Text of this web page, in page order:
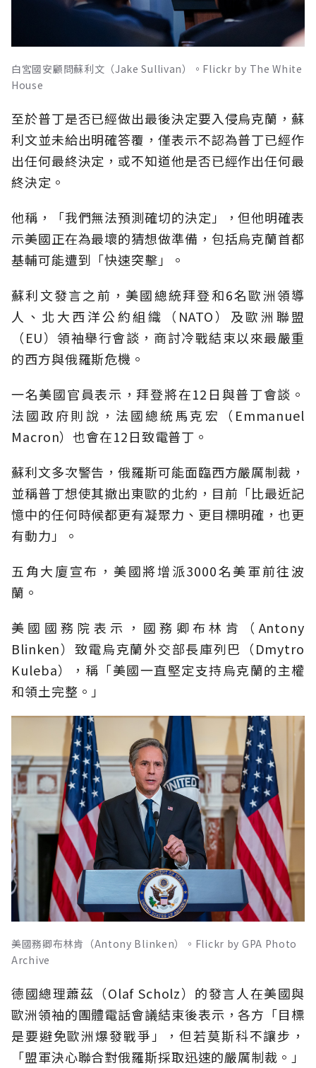
白宮國安顧問蘇利文（Jake Sullivan）。Flickr by The White
House
至於普丁是否已經做出最後決定要入侵烏克蘭，蘇
利文並未給出明確答覆，僅表示不認為普丁已經作
出任何最終決定，或不知道他是否已經作出任何最
終決定。
他稱，「我們無法預測確切的決定」，但他明確表
示美國正在為最壞的猜想做準備，包括烏克蘭首都
基輔可能遭到「快速突擊」。
蘇利文發言之前，美國總統拜登和6名歐洲領導
人、北大西洋公約組織（NATO）及歐洲聯盟
（EU）領袖舉行會談，商討冷戰結束以來最嚴重
的西方與俄羅斯危機。
一名美國官員表示，拜登將在12日與普丁會談。
法國政府則說，法國總統馬克宏（Emmanuel
Macron）也會在12日致電普丁。
蘇利文多次警告，俄羅斯可能面臨西方嚴厲制裁，
並稱普丁想使其撤出東歐的北約，目前「比最近記
憶中的任何時候都更有凝聚力、更目標明確，也更
有動力」。
五角大廈宣布，美國將增派3000名美軍前往波
蘭。
美國國務院表示，國務卿布林肯（Antony
Blinken）致電烏克蘭外交部長庫列巴（Dmytro
Kuleba），稱「美國一直堅定支持烏克蘭的主權
和領土完整。」
美國務卿布林肯（Antony Blinken）。Flickr by GPA Photo
Archive
德國總理蕭茲（Olaf Scholz）的發言人在美國與
歐洲領袖的團體電話會議結束後表示，各方「目標
是要避免歐洲爆發戰爭」，但若莫斯科不讓步，
「盟軍決心聯合對俄羅斯採取迅速的嚴厲制裁。」